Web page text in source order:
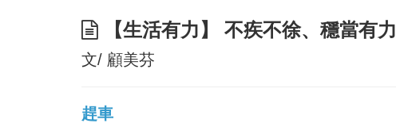
【生活有力】 不疾不徐、穩當有力
文/ 顧美芬
趕車